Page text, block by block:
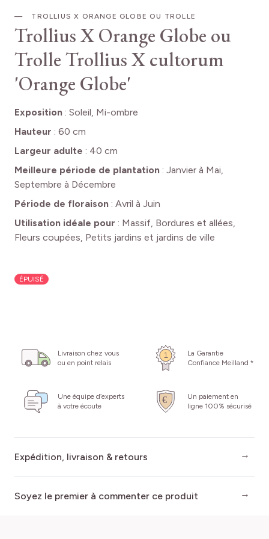
TROLLIUS X ORANGE GLOBE OU TROLLE
Trollius X Orange Globe ou
TrolleTrollius X cultorum
'Orange Globe'
Exposition : Soleil, Mi-ombre
Hauteur : 60 cm
Largeur adulte : 40 cm
Meilleure période de plantation : Janvier à Mai,
Septembre à Décembre
Période de floraison : Avril à Juin
Utilisation idéale pour : Massif, Bordures et allées,
Fleurs coupées, Petits jardins et jardins de ville
ÉPUISÉ
Livraison chez vous
ou en point relais
La Garantie
Confiance Meilland *
Une équipe d’experts
à votre écoute
Un paiement en
ligne 100% sécurisé
Expédition, livraison & retours
Soyez le premier à commenter ce produit